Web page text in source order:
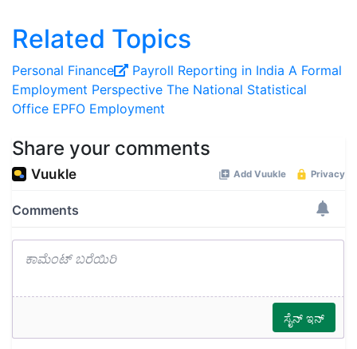
Related Topics
Personal Finance Payroll Reporting in India A Formal
Employment Perspective The National Statistical
Office EPFO Employment
Share your comments